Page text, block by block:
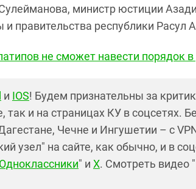
министр юстиции
правительства республики Расул
не сможет навести порядок в
и IOS! Будем признательны за
и на страницах КУ в соцсетях.
Чечне и Ингушетии – с
узел" на сайте, как обычно, и в
Одноклассники" и X. Смотреть видео